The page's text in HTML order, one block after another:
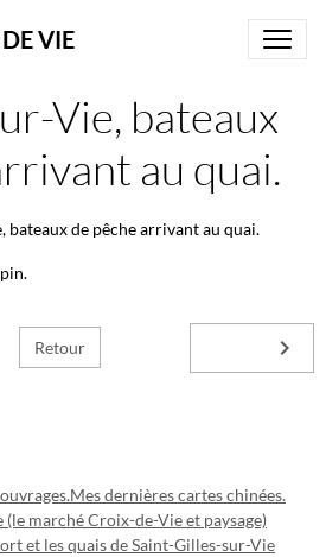
VIE
Vie, bateaux
au quai.
Retour
Mes dernières cartes chinées.
marché Croix-de-Vie et paysage)
et les quais de Saint-Gilles-sur-Vie